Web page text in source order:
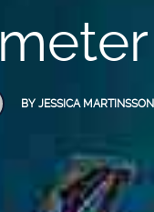
BY JESSICA MARTINSSON